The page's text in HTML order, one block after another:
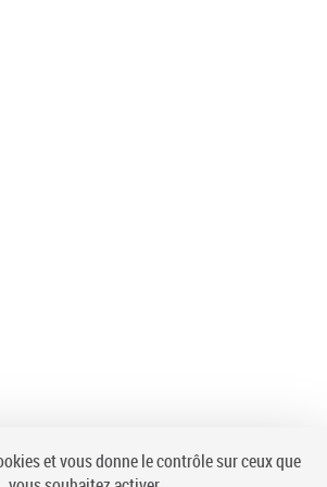
et vous donne le contrôle sur ceux que